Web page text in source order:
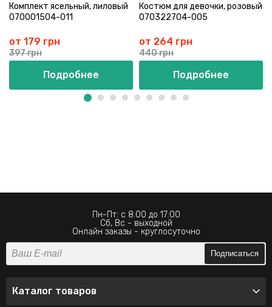
Комплект ясельный, лиловый
070001504-011
от 179 грн
397 грн
Подробнее
Костюм для девочки, розовый
070322704-005
от 264 грн
440 грн
Подробнее
Пн-Пт: с 8:00 до 17:00
Сб, Вс - выходной
Онлайн заказы - круглосуточно
Подписаться
Каталог товаров